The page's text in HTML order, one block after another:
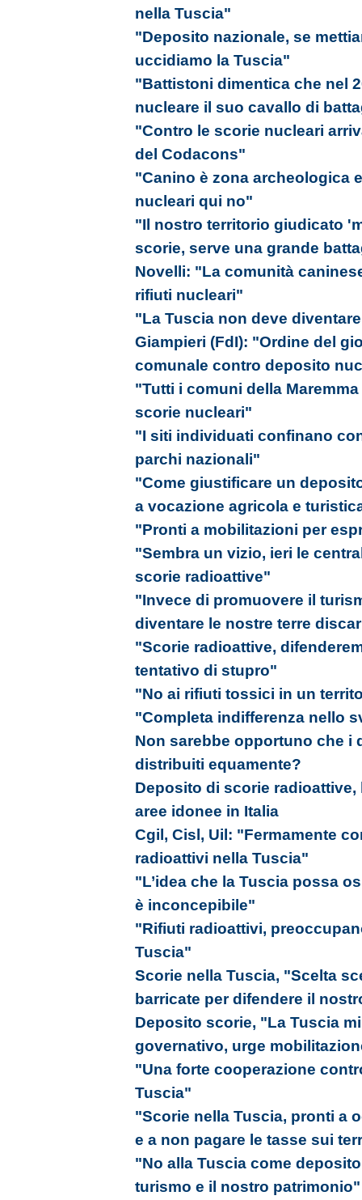
nella Tuscia"
"Deposito nazionale, se
uccidiamo la Tuscia"
"Battistoni dimentica che nel
nucleare il suo cavallo di
"Contro le scorie nucleari
del Codacons"
"Canino è zona archeologica
nucleari qui no"
"Il nostro territorio giudicato
scorie, serve una grande
Novelli: "La comunità
rifiuti nucleari"
"La Tuscia non deve
Giampieri (FdI): "Ordine del
comunale contro deposito
"Tutti i comuni della
scorie nucleari"
"I siti individuati confinano
parchi nazionali"
"Come giustificare un
a vocazione agricola e
"Pronti a mobilitazioni per
"Sembra un vizio, ieri le
scorie radioattive"
"Invece di promuovere il
diventare le nostre terre
"Scorie radioattive,
tentativo di stupro"
"No ai rifiuti tossici in un
"Completa indifferenza nello
Non sarebbe opportuno che i
distribuiti equamente?
Deposito di scorie
aree idonee in Italia
Cgil, Cisl, Uil: "Fermamente
radioattivi nella Tuscia"
"L’idea che la Tuscia possa
è inconcepibile"
"Rifiuti radioattivi,
Tuscia"
Scorie nella Tuscia, "Scelta
barricate per difendere il
Deposito scorie, "La Tuscia
governativo, urge
"Una forte cooperazione
Tuscia"
"Scorie nella Tuscia, pronti a
e a non pagare le tasse sui
"No alla Tuscia come
turismo e il nostro patrimonio"